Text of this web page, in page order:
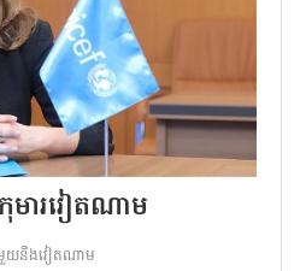
មារវៀតណាម
មួយនឹងវៀតណាម